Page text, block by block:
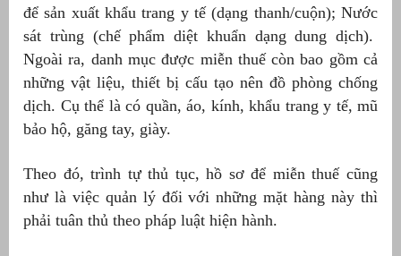
để sản xuất khẩu trang y tế (dạng thanh/cuộn); Nước
sát trùng (chế phẩm diệt khuẩn dạng dung dịch).
Ngoài ra, danh mục được miễn thuế còn bao gồm cả
những vật liệu, thiết bị cấu tạo nên đồ phòng chống
dịch. Cụ thể là có quần, áo, kính, khẩu trang y tế, mũ
bảo hộ, găng tay, giày.
Theo đó, trình tự thủ tục, hồ sơ để miễn thuế cũng
như là việc quản lý đối với những mặt hàng này thì
phải tuân thủ theo pháp luật hiện hành.